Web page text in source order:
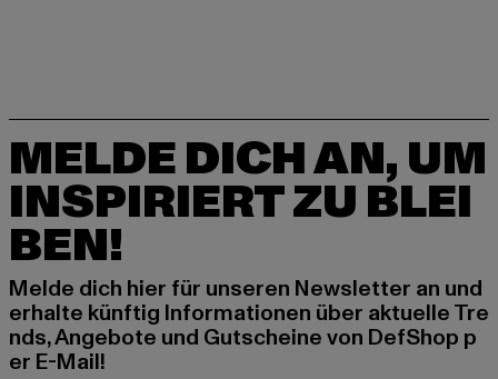
MELDE DICH AN, UM
INSPIRIERT ZU BLEI
BEN!
Melde dich hier für unseren Newsletter an und
erhalte künftig Informationen über aktuelle Tre
nds, Angebote und Gutscheine von DefShop p
er E-Mail!